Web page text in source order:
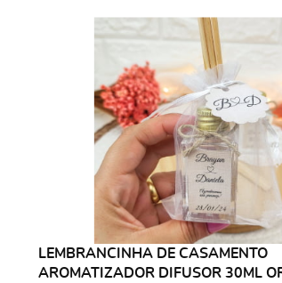
LEMBRANCINHA DE CASAMENTO
AROMATIZADOR DIFUSOR 30ML